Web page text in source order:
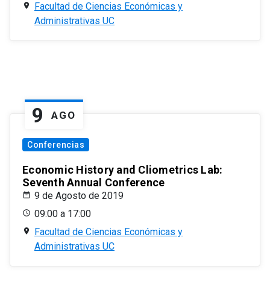
Facultad de Ciencias Económicas y
Administrativas UC
9 AGO
Conferencias
Economic History and Cliometrics Lab:
Seventh Annual Conference
9 de Agosto de 2019
09:00 a 17:00
Facultad de Ciencias Económicas y
Administrativas UC